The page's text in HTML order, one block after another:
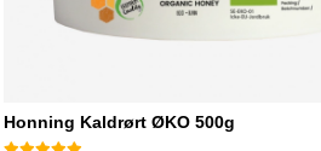
Honning Kaldrørt ØKO 500g